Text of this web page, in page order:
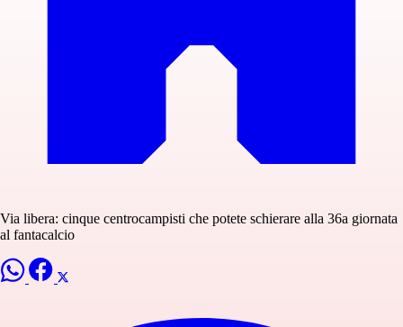
Via libera: cinque centrocampisti che potete schierare alla 36a giornata
al fantacalcio